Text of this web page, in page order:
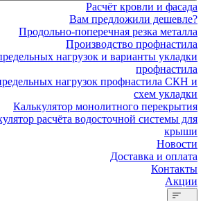
Расчёт кровли и фасада
Вам предложили дешевле?
Продольно-поперечная резка металла
Производство профнастила
нагрузок и варианты укладки
профнастила
нагрузок профнастила СКН и
схем укладки
Калькулятор монолитного перекрытия
расчёта водосточной системы для
крыши
Новости
Доставка и оплата
Контакты
Акции